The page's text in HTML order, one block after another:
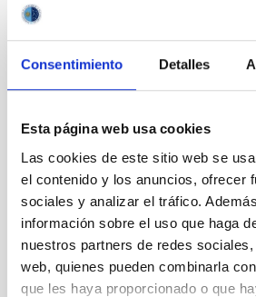
Consentimiento Detalles
Esta página web usa cookies
Las cookies de este sitio web se
el contenido y los anuncios, ofrecer
sociales y analizar el tráfico.
información sobre el uso que haga
nuestros partners de redes
web, quienes pueden combinarla
que les haya proporcionado o que
Two-meter Twin Telescope
Telescopio Imagen NocturnoØ